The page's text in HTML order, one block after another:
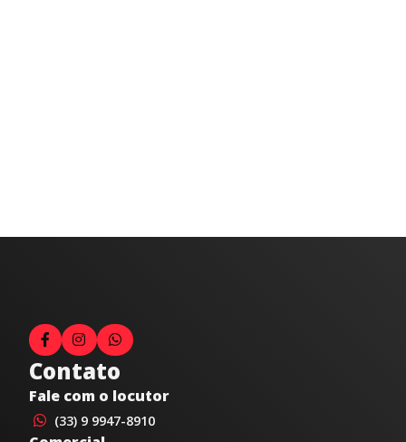
Contato
Fale com o locutor
(33) 9 9947-8910